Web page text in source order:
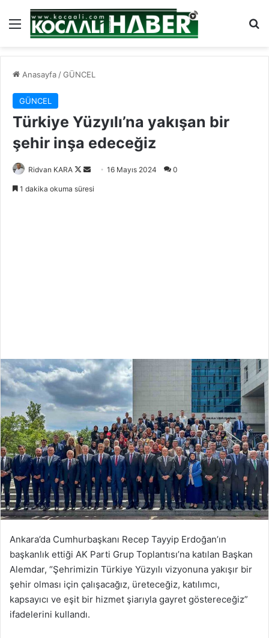
Menü
Anasayfa /GÜNCEL
GÜNCEL
Türkiye Yüzyılı’na yakışan bir
şehir inşa edeceğiz
Ridvan KARA
Follow
Bir
16 Mayıs 2024 0
1 dakika okuma süresi
Ankara’da Cumhurbaşkanı Recep Tayyip Erdoğan’ın
başkanlık ettiği AK Parti Grup Toplantısı’na katılan Başkan
Alemdar, “Şehrimizin Türkiye Yüzyılı vizyonuna yakışır bir
şehir olması için çalışacağız, üreteceğiz, katılımcı,
kapsayıcı ve eşit bir hizmet şiarıyla gayret göstereceğiz”
ifadelerini kullandı.